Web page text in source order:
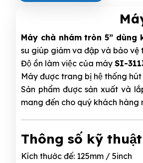
Máy chà nhám tròn 5” dùng
su giúp giảm va đập và bảo vệ
Độ ồn làm việc của máy SI-
Máy được trang bị hệ thống
Sản phẩm được sản xuất và
mang đến cho quý khách
Thông số kỹ
Kích thước đế: 125mm / 5inch